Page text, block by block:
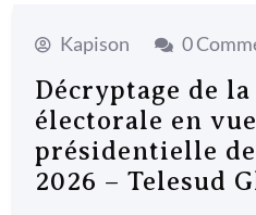
Kapison 0
Décryptage de la
électorale en
présidentielle
2026 – Telesud